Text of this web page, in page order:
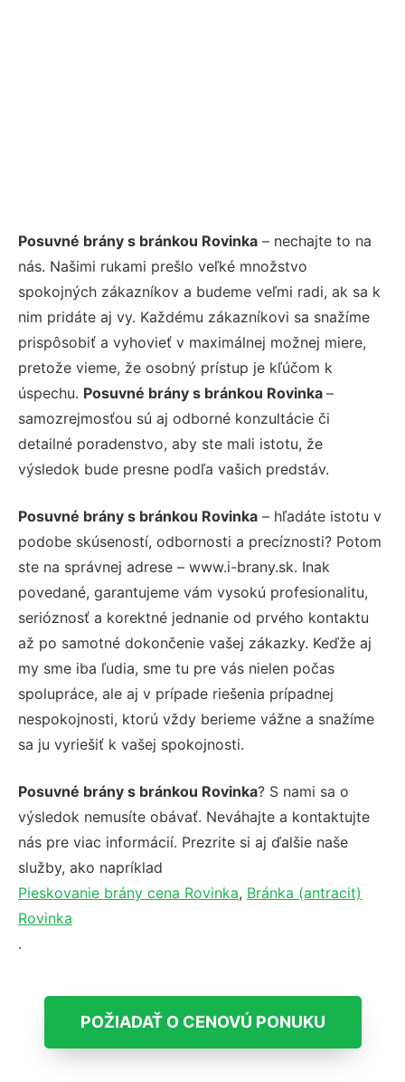
Posuvné brány s bránkou Rovinka – nechajte to na
nás. Našimi rukami prešlo veľké množstvo
spokojných zákazníkov a budeme veľmi radi, ak sa k
nim pridáte aj vy. Každému zákazníkovi sa snažíme
prispôsobiť a vyhovieť v maximálnej možnej miere,
pretože vieme, že osobný prístup je kľúčom k
úspechu. Posuvné brány s bránkou Rovinka –
samozrejmosťou sú aj odborné konzultácie či
detailné poradenstvo, aby ste mali istotu, že
výsledok bude presne podľa vašich predstáv.
Posuvné brány s bránkou Rovinka – hľadáte istotu v
podobe skúseností, odbornosti a precíznosti? Potom
ste na správnej adrese – www.i-brany.sk. Inak
povedané, garantujeme vám vysokú profesionalitu,
serióznosť a korektné jednanie od prvého kontaktu
až po samotné dokončenie vašej zákazky. Keďže aj
my sme iba ľudia, sme tu pre vás nielen počas
spolupráce, ale aj v prípade riešenia prípadnej
nespokojnosti, ktorú vždy berieme vážne a snažíme
sa ju vyriešiť k vašej spokojnosti.
Posuvné brány s bránkou Rovinka? S nami sa o
výsledok nemusíte obávať. Neváhajte a kontaktujte
nás pre viac informácií. Prezrite si aj ďalšie naše
služby, ako napríklad
Pieskovanie brány cena Rovinka, Bránka (antracit)
Rovinka
.
POŽIADAŤ O CENOVÚ PONUKU